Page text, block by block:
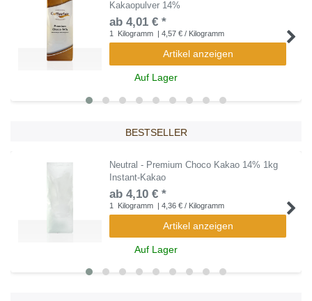
Kakaopulver 14%
ab 4,01 € *
1 Kilogramm | 4,57 € / Kilogramm
Artikel anzeigen
Auf Lager
BESTSELLER
Neutral - Premium Choco Kakao 14% 1kg
Instant-Kakao
ab 4,10 € *
1 Kilogramm | 4,36 € / Kilogramm
Artikel anzeigen
Auf Lager